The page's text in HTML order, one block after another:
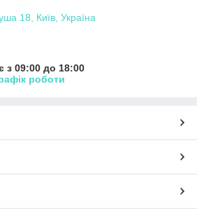
18, Київ, Україна
з 09:00 до 18:00
роботи